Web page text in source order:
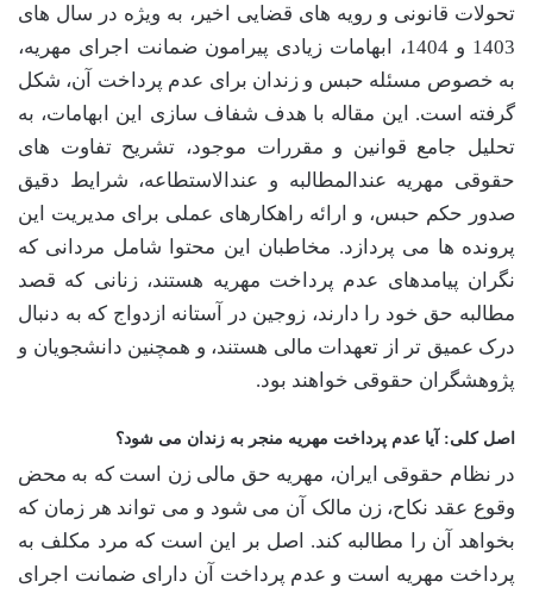
تحولات قانونی و رویه های قضایی اخیر، به ویژه در سال های
1403 و 1404، ابهامات زیادی پیرامون ضمانت اجرای مهریه،
به خصوص مسئله حبس و زندان برای عدم پرداخت آن، شکل
گرفته است. این مقاله با هدف شفاف سازی این ابهامات، به
تحلیل جامع قوانین و مقررات موجود، تشریح تفاوت های
حقوقی مهریه عندالمطالبه و عندالاستطاعه، شرایط دقیق
صدور حکم حبس، و ارائه راهکارهای عملی برای مدیریت این
پرونده ها می پردازد. مخاطبان این محتوا شامل مردانی که
نگران پیامدهای عدم پرداخت مهریه هستند، زنانی که قصد
مطالبه حق خود را دارند، زوجین در آستانه ازدواج که به دنبال
درک عمیق تر از تعهدات مالی هستند، و همچنین دانشجویان و
پژوهشگران حقوقی خواهند بود.
اصل کلی: آیا عدم پرداخت مهریه منجر به زندان می شود؟
در نظام حقوقی ایران، مهریه حق مالی زن است که به محض
وقوع عقد نکاح، زن مالک آن می شود و می تواند هر زمان که
بخواهد آن را مطالبه کند. اصل بر این است که مرد مکلف به
پرداخت مهریه است و عدم پرداخت آن دارای ضمانت اجرای